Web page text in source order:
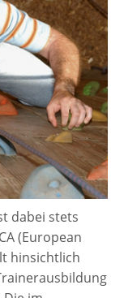
dabei stets
(European
hinsichtlich